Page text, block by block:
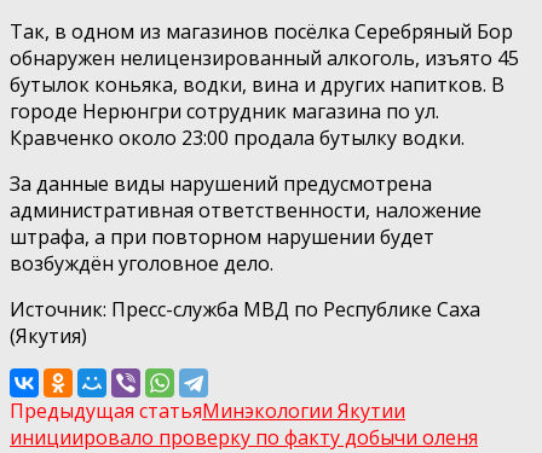
Так, в одном из магазинов посёлка Серебряный Бор
обнаружен нелицензированный алкоголь, изъято 45
бутылок коньяка, водки, вина и других напитков. В
городе Нерюнгри сотрудник магазина по ул.
Кравченко около 23:00 продала бутылку водки.
За данные виды нарушений предусмотрена
административная ответственности, наложение
штрафа, а при повторном нарушении будет
возбуждён уголовное дело.
Источник: Пресс-служба МВД по Республике Саха
(Якутия)
Предыдущая статьяМинэкологии Якутии
инициировало проверку по факту добычи оленя